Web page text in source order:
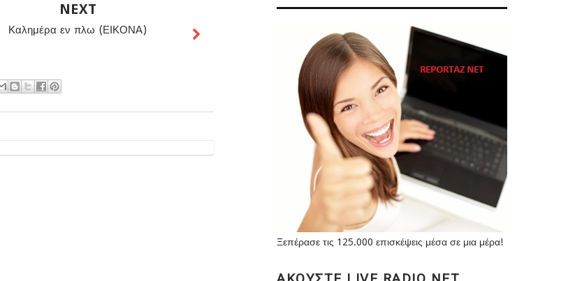
NEXT
Καλημέρα εν πλω (ΕΙΚΟΝΑ)
Ξεπέρασε τις 125.000 επισκέψεις μέσα σε μια μέρα!